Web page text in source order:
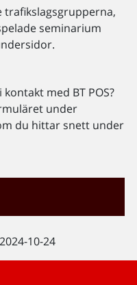
trafikslagsgrupperna,
seminarium
med BT POS?
under
du hittar snett under
10-24